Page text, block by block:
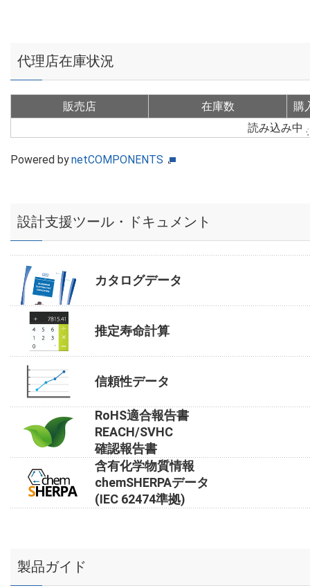
代理店在庫状況
販売店 在庫数
購
読み込み中
Powered bynetCOMPONENTS
設計支援ツール・ドキュメント
カタログデータ
推定寿命計算
信頼性データ
RoHS適合報告書
REACH/SVHC
確認報告書
含有化学物質情報
chemSHERPAデータ
(IEC 62474準拠)
製品ガイド